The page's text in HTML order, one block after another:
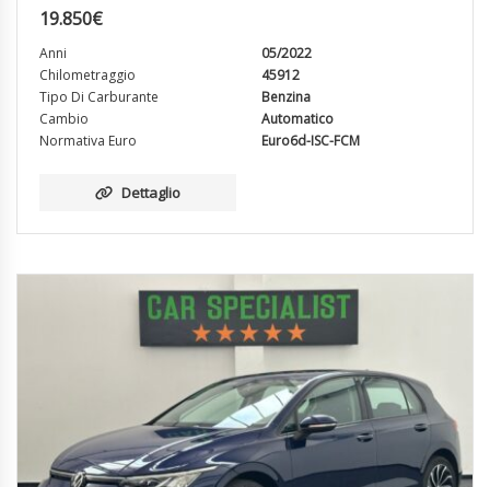
19.850€
Anni
05/2022
Chilometraggio
45912
Tipo Di Carburante
Benzina
Cambio
Automatico
Normativa Euro
Euro6d-ISC-FCM
Dettaglio